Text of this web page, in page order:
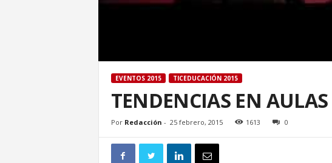
EVENTOS 2015 TICEDUCACIÓN 2015
TENDENCIAS EN
Por Redacción - 25 febrero, 2015 1613 0